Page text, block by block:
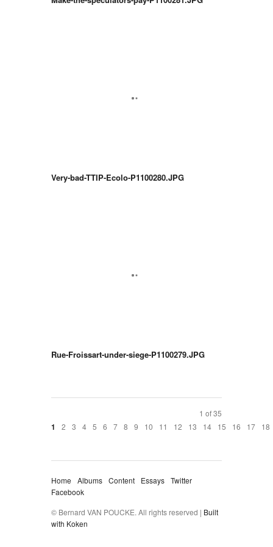
Very-bad-TTIP-Ecolo-P1100280.JPG
Rue-Froissart-under-siege-P1100279.JPG
1 of 35
1
2 3 4 5 6 7 8 9 10 11 12 13 14 15 16 17 18
Home Albums Content Essays Twitter
Facebook
© Bernard VAN POUCKE. All rights reserved | Built
with Koken